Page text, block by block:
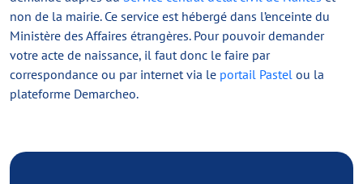
non de la mairie. Ce service est hébergé dans l’enceinte du
Ministère des Affaires étrangères. Pour pouvoir demander
votre acte de naissance, il faut donc le faire par
correspondance ou par internet via le portail Pastel ou la
plateforme Demarcheo.